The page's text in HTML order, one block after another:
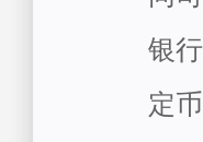
银
定